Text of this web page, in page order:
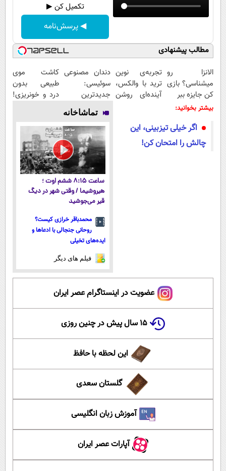
تکمیل کن ▶
◀ پرسش‌نامه
مطالب پیشنهادی
الانزا رو
میشناسی؟ بازی
کن جایزه ببر
تجربه‌ی نوین
ترید با والکس،
آینده‌ای روشن
دندان مصنوعی
سوئیسی:
جدیدترین
فناوری اروپا،
سبک و مقاوم |
پرداخت قسطی
کاشت موی
طبیعی بدون
درد و خونریزی!
بیشتر بخوانید:
اگر خیلی تیزبینی، این
چالش را امتحان کن!
تماشاخانه
ساعت ۸:۱۵ ششم اوت ؛
هیروشیما / وقتی شهر در دیگ
قیر می‌جوشید
محمدباقر خرازی کیست؟
روحانی جنجالی با ادعاها و
ایده‌های تخیلی
فیلم های دیگر
عضویت در اینستاگرام عصر ایران
۱۵ سال پیش در چنین روزی
این لحظه با حافظ
گلستان سعدی
آموزش زبان انگلیسی
آپارات عصر ایران